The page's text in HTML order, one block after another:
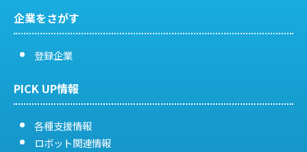
り
企業をさがす
登録企業
PICK UP情報
各種支援情報
ロボット関連情報